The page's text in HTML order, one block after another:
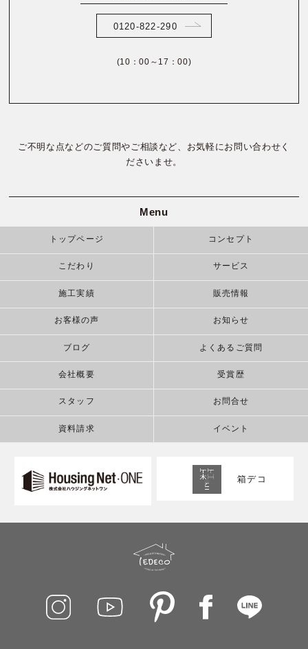
0120-822-290
(10：00～17：00)
ご不明な点などのご質問やご相談など、お気軽にお問い合わせく
ださいませ。
Menu
トップページ コンセプト
こだわり サービス
施工実績 販売情報
お客様の声 お知らせ
ブログ よくあるご質問
会社概要 受賞歴
スタッフ お問合せ
資料請求 イベント
箱デコ